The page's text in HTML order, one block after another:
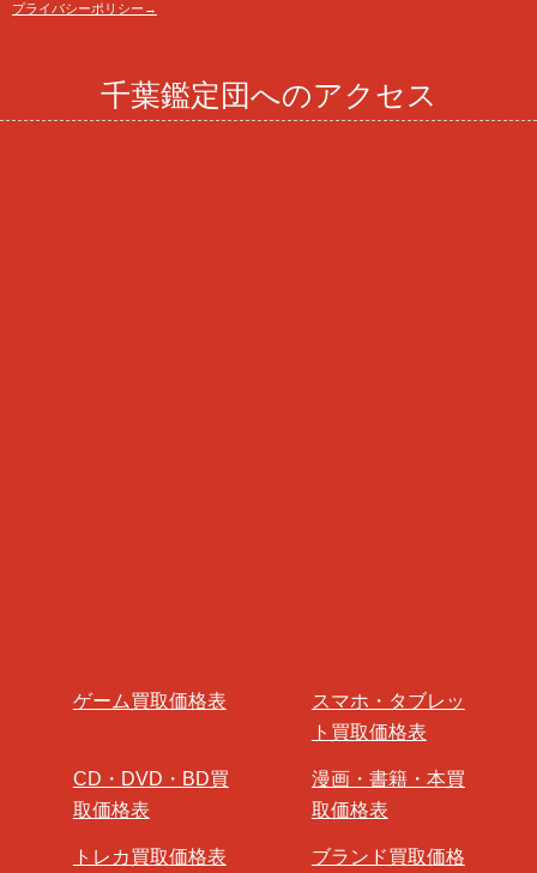
プライバシーポリシー→
千葉鑑定団へのアクセス
ゲーム買取価格表
スマホ・タブレッ
ト買取価格表
CD・DVD・BD買
取価格表
漫画・書籍・本買
取価格表
トレカ買取価格表
ブランド買取価格